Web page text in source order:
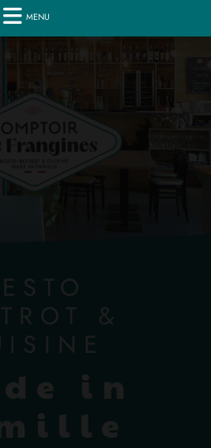
MENU
&
in